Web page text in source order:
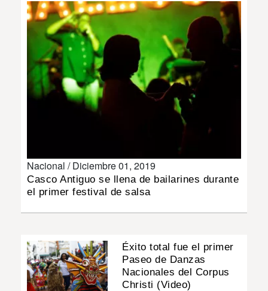
INSÓLITAS
MULTIMEDIA
IMPRESO
Nacional /Diciembre 01, 2019
Casco Antiguo se llena de bailarines durante
el primer festival de salsa
Éxito total fue el primer
Paseo de Danzas
Nacionales del Corpus
Christi (Video)